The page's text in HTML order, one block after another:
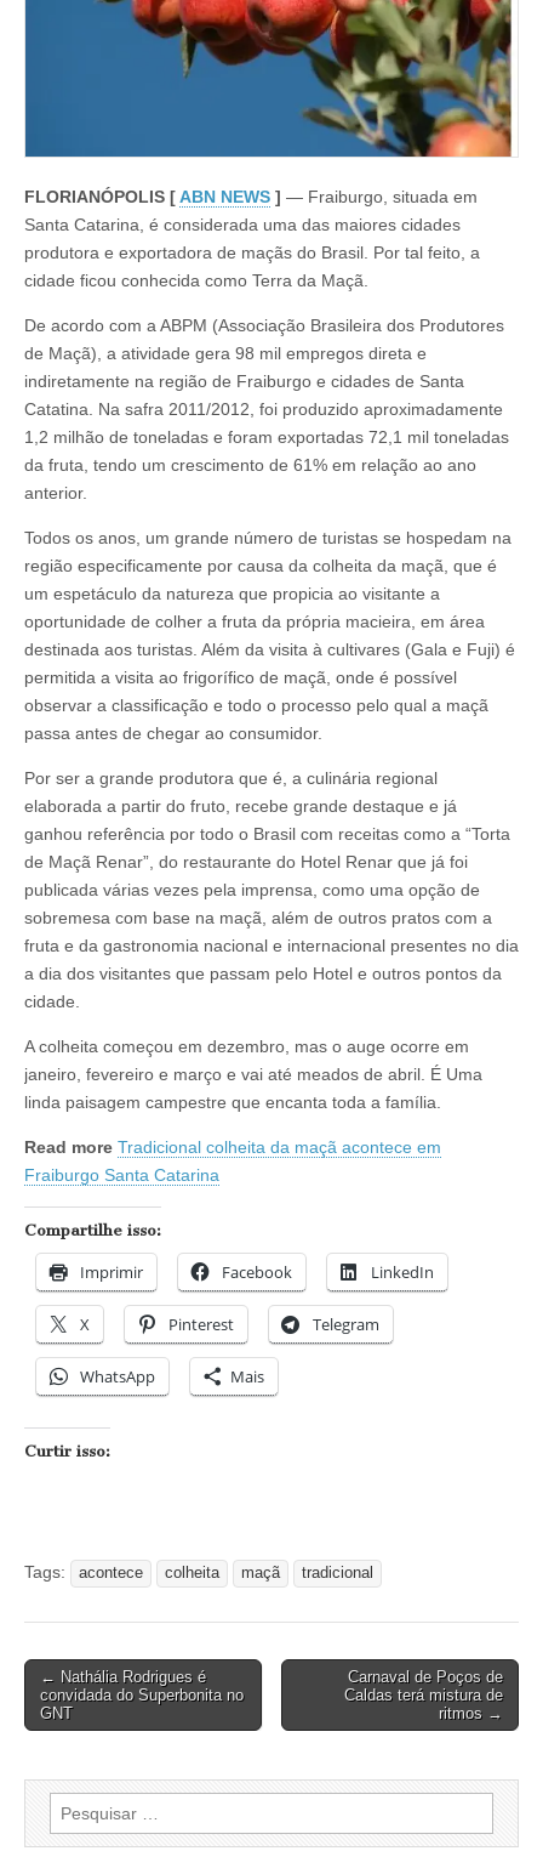
FLORIANÓPOLIS [ABN NEWS ] — Fraiburgo, situada em
Santa Catarina, é considerada uma das maiores cidades
produtora e exportadora de maçãs do Brasil. Por tal feito, a
cidade ficou conhecida como Terra da Maçã.
De acordo com a ABPM (Associação Brasileira dos Produtores
de Maçã), a atividade gera 98 mil empregos direta e
indiretamente na região de Fraiburgo e cidades de Santa
Catatina. Na safra 2011/2012, foi produzido aproximadamente
1,2 milhão de toneladas e foram exportadas 72,1 mil toneladas
da fruta, tendo um crescimento de 61% em relação ao ano
anterior.
Todos os anos, um grande número de turistas se hospedam na
região especificamente por causa da colheita da maçã, que é
um espetáculo da natureza que propicia ao visitante a
oportunidade de colher a fruta da própria macieira, em área
destinada aos turistas. Além da visita à cultivares (Gala e Fuji) é
permitida a visita ao frigorífico de maçã, onde é possível
observar a classificação e todo o processo pelo qual a maçã
passa antes de chegar ao consumidor.
Por ser a grande produtora que é, a culinária regional
elaborada a partir do fruto, recebe grande destaque e já
ganhou referência por todo o Brasil com receitas como a “Torta
de Maçã Renar”, do restaurante do Hotel Renar que já foi
publicada várias vezes pela imprensa, como uma opção de
sobremesa com base na maçã, além de outros pratos com a
fruta e da gastronomia nacional e internacional presentes no dia
a dia dos visitantes que passam pelo Hotel e outros pontos da
cidade.
A colheita começou em dezembro, mas o auge ocorre em
janeiro, fevereiro e março e vai até meados de abril. É Uma
linda paisagem campestre que encanta toda a família.
Read more Tradicional colheita da maçã acontece em
Fraiburgo Santa Catarina
Compartilhe isso:
Imprimir Facebook LinkedIn
X Pinterest Telegram
WhatsApp Mais
Curtir isso:
Tags: acontece colheita maçã tradicional
Post
navigation
← Nathália Rodrigues é
convidada do Superbonita no
GNT
Carnaval de Poços de
Caldas terá mistura de
ritmos →
Pesquisar
por: